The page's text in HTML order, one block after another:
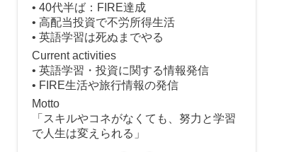
• 40代半ば：FIRE達成
• 高配当投資で不労所得生活
• 英語学習は死ぬまでやる
Current activities
• 英語学習・投資に関する情報発信
• FIRE生活や旅行情報の発信
Motto
「スキルやコネがなくても、努力と学習
で人生は変えられる」